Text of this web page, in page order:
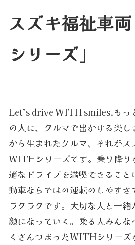
スズキ福祉車
シリーズ」
Let’s drive WITH smiles.もっ
の人に、クルマで出かける楽し
から生まれたクルマ、それがス
WITHシリーズです。乗り降り
適なドライブを満喫できること
動車ならではの運転のしやすさ
ラクラクです。大切な人と一
顔になっていく。乗る人みんな
くさんつまったWITHシリーズ